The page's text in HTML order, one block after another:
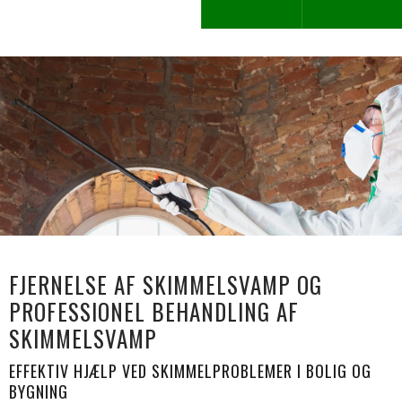
FJERNELSE AF SKIMMELSVAMP OG
PROFESSIONEL BEHANDLING AF
SKIMMELSVAMP
EFFEKTIV HJÆLP VED SKIMMELPROBLEMER I BOLIG OG
BYGNING